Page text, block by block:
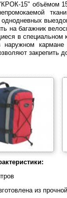
15" объёмом 15
однодневных
на багажник
в специальном
наружном
закрепить
из